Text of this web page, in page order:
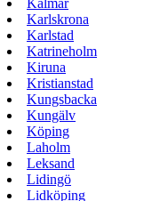
Kalmar
Karlskrona
Karlstad
Katrineholm
Kiruna
Kristianstad
Kungsbacka
Kungälv
Köping
Laholm
Leksand
Lidingö
Lidköping